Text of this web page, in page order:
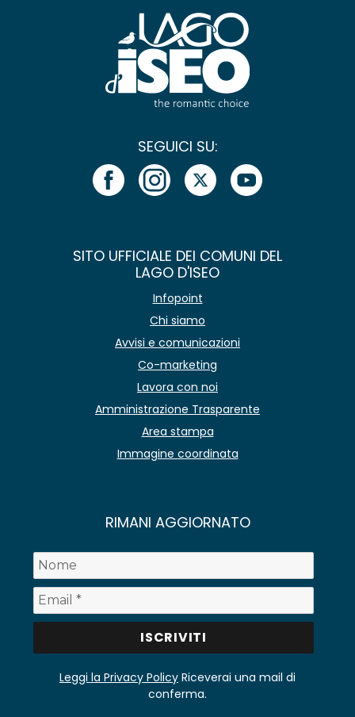
SEGUICI SU:
SITO UFFICIALE DEI COMUNI DEL
LAGO D'ISEO
Infopoint
Chi siamo
Avvisi e comunicazioni
Co-marketing
Lavora con noi
Amministrazione Trasparente
Area stampa
Immagine coordinata
RIMANI AGGIORNATO
Leggi la Privacy Policy Riceverai una mail di
conferma.